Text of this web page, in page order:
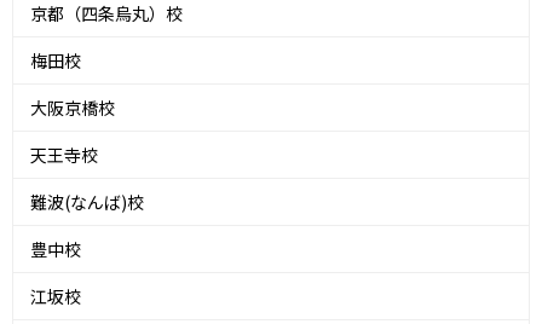
京都（四条烏丸）校
梅田校
大阪京橋校
天王寺校
難波(なんば)校
豊中校
江坂校